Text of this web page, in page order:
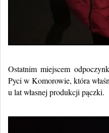
Ostatnim miejscem
Pyci w Komorowie, która
u lat własnej produkcji pączki.